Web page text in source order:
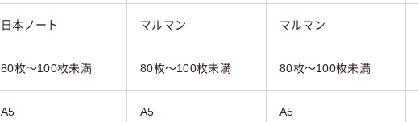
日本ノート マルマン マルマン
80枚～100枚未満 80枚～100枚未満 80枚～100枚未満
A5 A5 A5